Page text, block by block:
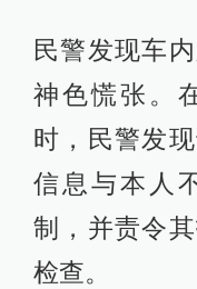
民警发现车
神色慌张。
时，民警发
信息与本人
制，并责令
检查。